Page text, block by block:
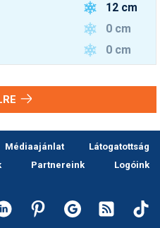
12 cm
0 cm
0 cm
Médiaajánlat
Látogatottság
Partnereink
Logóink